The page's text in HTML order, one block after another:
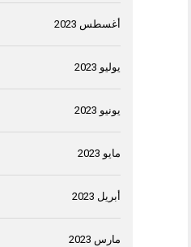
أغسطس 2023
يوليو 2023
يونيو 2023
مايو 2023
أبريل 2023
مارس 2023